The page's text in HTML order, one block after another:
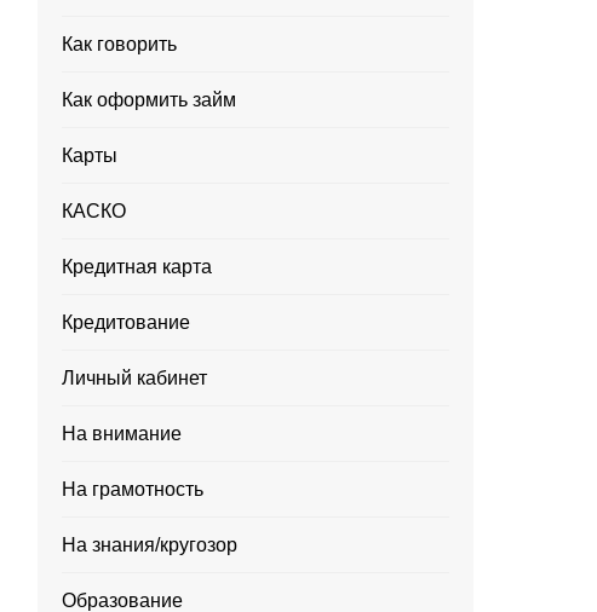
Как говорить
Как оформить займ
Карты
КАСКО
Кредитная карта
Кредитование
Личный кабинет
На внимание
На грамотность
На знания/кругозор
Образование